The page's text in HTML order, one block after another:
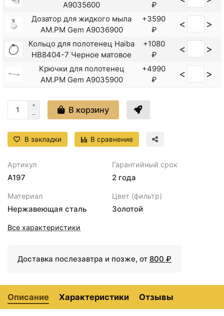
A9035600
₽
Дозатор для жидкого мыла
AM.PM Gem A9036900
+3590
₽
< >
Кольцо для полотенец Haiba
HB8404-7 Черное матовое
+1080
₽
< >
Крючки для полотенец
AM.PM Gem A9035900
+4990
₽
< >
Крючок Haiba HB8405-4
+656 ₽
Крючок Haiba HB8405-7
Черный матовый
+656 ₽
Крючок для полотенец
Bemeta Omega 104106032
+1786
Hansgrohe Logis Universal
41711000
+1403
Набор аксессуаров для
Полотенцедержатель Gappo
+5577
Стакан для зубных щеток AM
PM Gem A9034300
+2490
₽
Стакан для зубных щеток
+1196
В корзину
В закладки В сравнение
Артикул
A197
Гарантийный срок
2 года
Материал
Нержавеющая сталь
Цвет (фильтр)
Золотой
Все характеристики
Доставка послезавтра и позже, от 800 ₽
Описание Характеристики Отзывы